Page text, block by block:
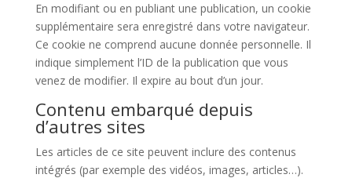
En modifiant ou en publiant une publication, un cookie
supplémentaire sera enregistré dans votre navigateur.
Ce cookie ne comprend aucune donnée personnelle. Il
indique simplement l’ID de la publication que vous
venez de modifier. Il expire au bout d’un jour.
Contenu embarqué depuis
d’autres sites
Les articles de ce site peuvent inclure des contenus
intégrés (par exemple des vidéos, images, articles…).